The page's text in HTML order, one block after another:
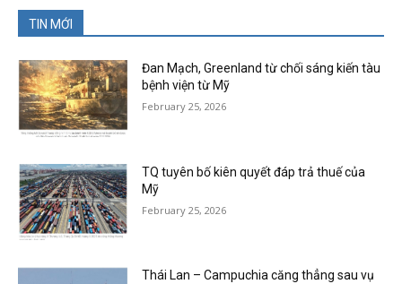
TIN MỚI
Đan Mạch, Greenland từ chối sáng kiến tàu
bệnh viện từ Mỹ
February 25, 2026
TQ tuyên bố kiên quyết đáp trả thuế của
Mỹ
February 25, 2026
Thái Lan – Campuchia căng thẳng sau vụ